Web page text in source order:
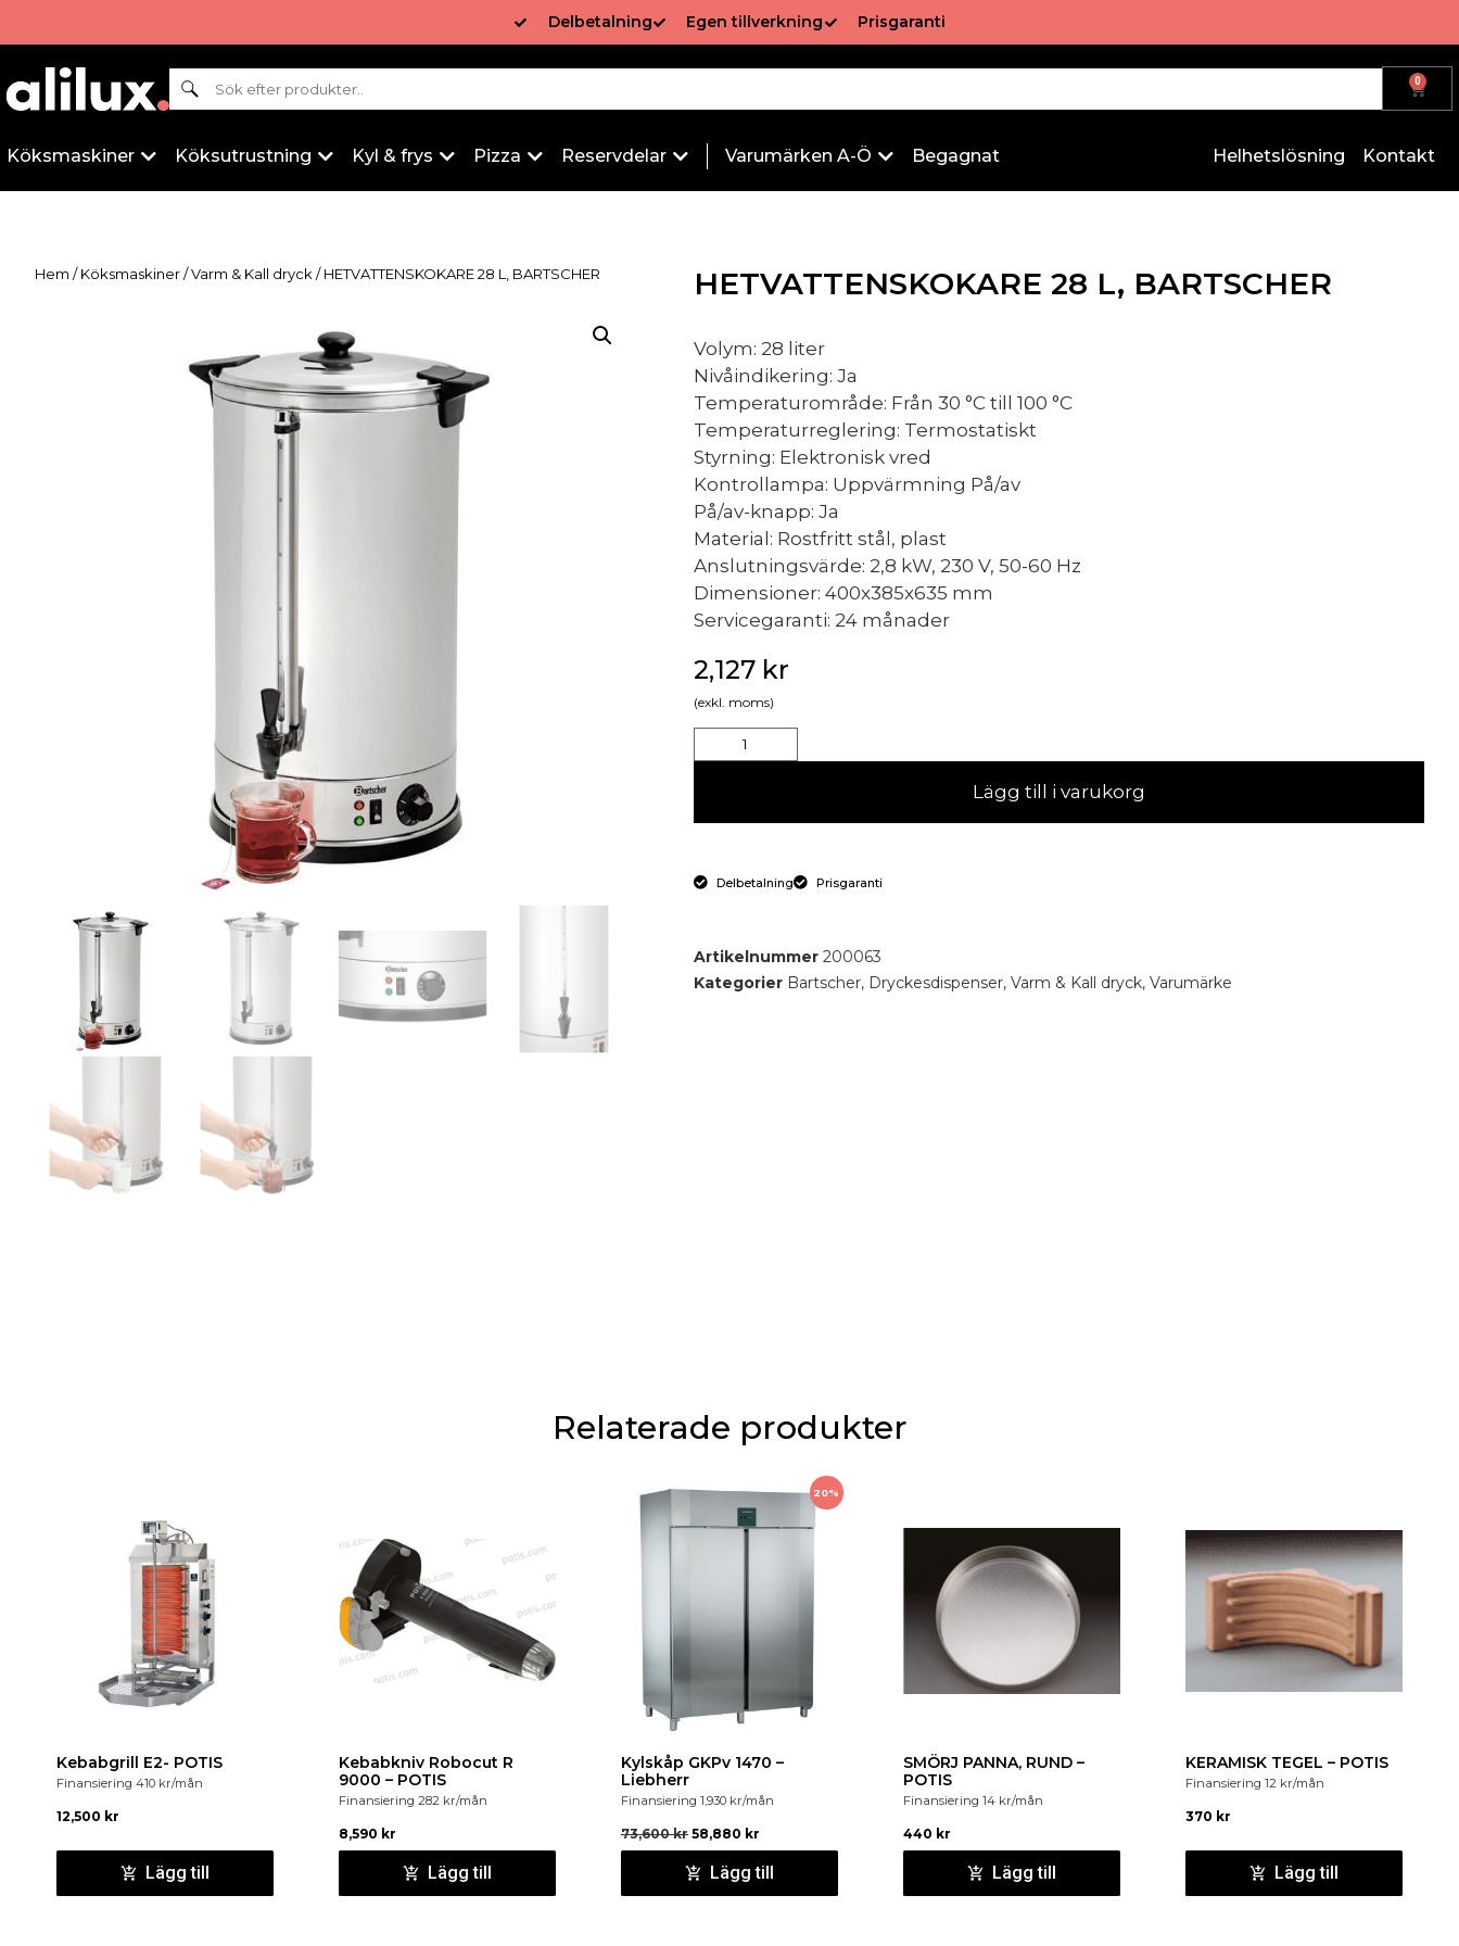
Delbetalning Egen tillverkning Prisgaranti
Sök 0
Köksmaskiner Köksutrustning Kyl & frys Pizza Reservdelar Varumärken A-Ö Begagnat Helhetslösning Kontakt
Hem /Köksmaskiner/Varm & Kall dryck / HETVATTENSKOKARE 28 L, BARTSCHER HETVATTENSKOKARE 28 L, BARTSCHER
Volym: 28 liter
Nivåindikering: Ja
Temperaturområde: Från 30 °C till 100 °C
Temperaturreglering: Termostatiskt
Styrning: Elektronisk vred
Kontrollampa: Uppvärmning På/av
På/av-knapp: Ja
Material: Rostfritt stål, plast
Anslutningsvärde: 2,8 kW, 230 V, 50-60 Hz
Dimensioner: 400x385x635 mm
Servicegaranti: 24 månader
2,127 kr
(exkl. moms)
Lägg till i varukorg
Delbetalning Prisgaranti
Artikelnummer 200063
Kategorier Bartscher, Dryckesdispenser, Varm & Kall dryck, Varumärke
Relaterade produkter
Kebabgrill E2- POTIS
Finansiering 410 kr/mån
12,500 kr
Lägg till
Kebabkniv Robocut R
9000 – POTIS
Finansiering 282 kr/mån
8,590 kr
Lägg till
20%
Kylskåp GKPv 1470 –
Liebherr
Finansiering 1,930 kr/mån
73,600kr 58,880 kr
Lägg till
SMÖRJ PANNA, RUND –
POTIS
Finansiering 14 kr/mån
440 kr
Lägg till
KERAMISK TEGEL – POTIS
Finansiering 12 kr/mån
370 kr
Lägg till